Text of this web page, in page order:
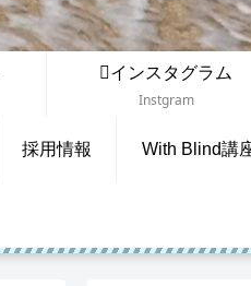
インスタグラム
Instgram
採用情報 With Blind講